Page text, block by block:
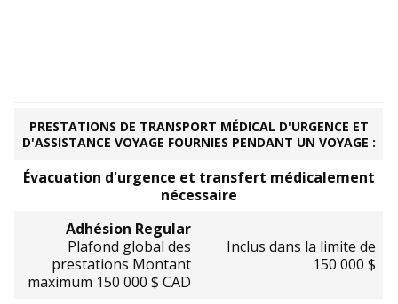
PRESTATIONS DE TRANSPORT MÉDICAL D'URGENCE ET
D'ASSISTANCE VOYAGE FOURNIES PENDANT UN VOYAGE :
Évacuation d'urgence et transfert médicalement
nécessaire
Adhésion Regular
Plafond global des
prestations Montant
maximum 150 000 $ CAD
Inclus dans la limite de
150 000 $